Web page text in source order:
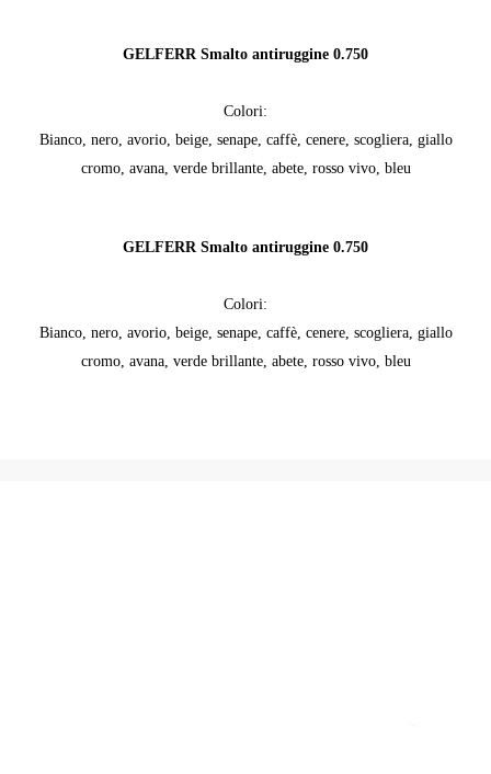
GELFERR Smalto antiruggine 0.750
Colori:
Bianco, nero, avorio, beige, senape, caffè, cenere, scogliera, giallo
cromo, avana, verde brillante, abete, rosso vivo, bleu
GELFERR Smalto antiruggine 0.750
Colori:
Bianco, nero, avorio, beige, senape, caffè, cenere, scogliera, giallo
cromo, avana, verde brillante, abete, rosso vivo, bleu